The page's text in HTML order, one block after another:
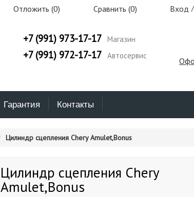
Отложить (0) Сравнить (0) Вход /
+7 (991) 973-17-17 Магазин
+7 (991) 972-17-17 Автосервис
Гарантия Контакты
Цилиндр сцепления Chery Amulet,Bonus
Цилиндр сцепления Chery
Amulet,Bonus